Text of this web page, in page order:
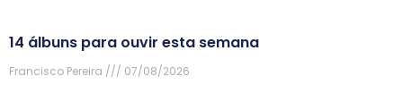
14 álbuns para ouvir esta semana
Francisco Pereira 07/08/2026